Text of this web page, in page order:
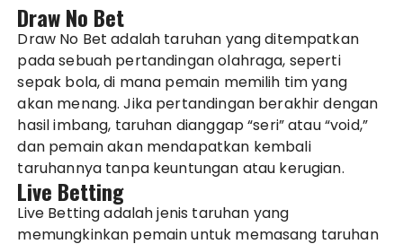
Draw No Bet
Draw No Bet adalah taruhan yang ditempatkan
pada sebuah pertandingan olahraga, seperti
sepak bola, di mana pemain memilih tim yang
akan menang. Jika pertandingan berakhir dengan
hasil imbang, taruhan dianggap “seri” atau “void,”
dan pemain akan mendapatkan kembali
taruhannya tanpa keuntungan atau kerugian.
Live Betting
Live Betting adalah jenis taruhan yang
memungkinkan pemain untuk memasang taruhan